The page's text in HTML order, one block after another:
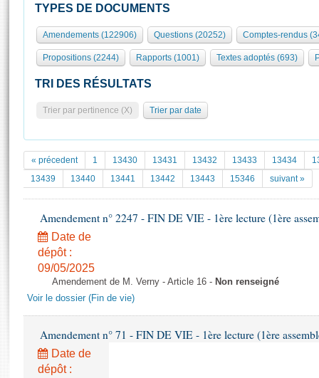
Présidence
577 députés
Groupes politiques
Séance publique
Commissions et autres organes
Europe et International
Pétitions
Documents parlementaires
Projets de loi
Propositions de loi
Amendements
Textes adoptés
Rapports d'information
Rapports sur l'application des lois
Baromètre de l’application des lois
Rôle et pouvoirs de l'Assemblée
Organisation de l'Assemblée
Présidence Conférence des Présidents Bureau Collège des
Statistiques et chiffres clés
Documents de référence
( Constitution | Règlement de l'Assemblée ... )
Histoire
Juniors
Anciennes législatures
Liens vers les sites publics
Visiter l'Assemblée
Visite virtuelle du palais Bourbon
Assister à une séance
La Bibliothèque
Les archives
Photos libres de droit
TYPES DE DOCUMENTS
Amendements (122906) Questions (20252) Comptes-rendus
Propositions (2244) Rapports (1001) Textes adoptés (693)
TRI DES RÉSULTATS
Trier par pertinence (X) Trier par date
« précedent 1 13430 13431 13432 13433 13434
13439
13440 13441 13442 13443 15346 suivant »
Amendement n° 2247 - FIN DE VIE - 1ère lecture (1ère
Date de
dépôt :
09/05/2025
Amendement de M. Verny - Article 16 - Non renseigné
Voir le dossier (Fin de vie)
Amendement n° 71 - FIN DE VIE - 1ère lecture (1ère
Date de
dépôt :